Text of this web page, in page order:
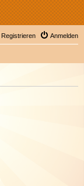
Anmelden
Registrieren